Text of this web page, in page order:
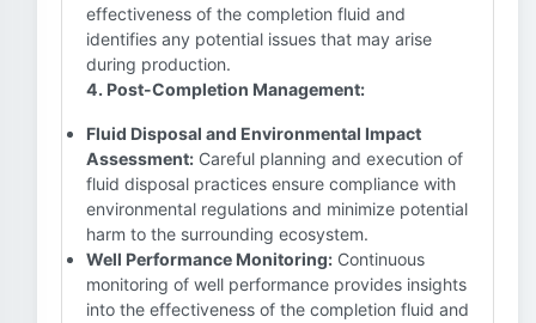
effectiveness of the completion fluid and
identifies any potential issues that may arise
during production.
4. Post-Completion Management:
Fluid Disposal and Environmental Impact
Assessment: Careful planning and execution of
fluid disposal practices ensure compliance with
environmental regulations and minimize potential
harm to the surrounding ecosystem.
Well Performance Monitoring: Continuous
monitoring of well performance provides insights
into the effectiveness of the completion fluid and